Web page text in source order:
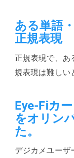
ある単語
正規表現
正規表現で、あ
規表現は難しい
Eye-Fiカ
をオリン
た。
デジカメユーザ